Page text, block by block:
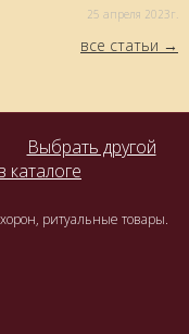
25 aпреля 2023г.
все статьи
Выбрать другой
ритуальные товары.